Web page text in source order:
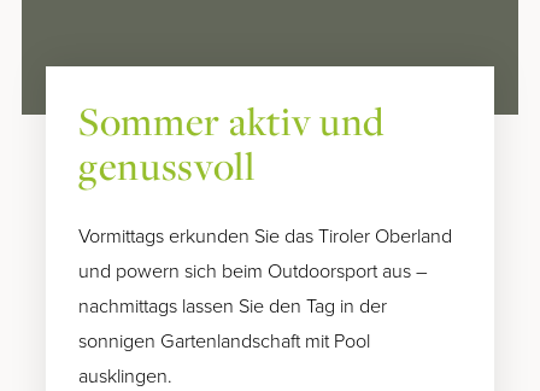
Sommer aktiv und
genussvoll
Vormittags erkunden Sie das Tiroler Oberland
und powern sich beim Outdoorsport aus –
nachmittags lassen Sie den Tag in der
sonnigen Gartenlandschaft mit Pool
ausklingen.